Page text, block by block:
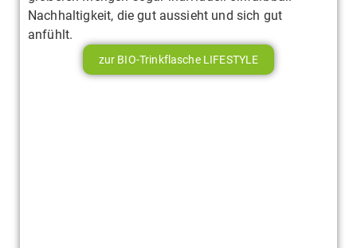
Nachhaltigkeit, die gut aussieht und sich gut
anfühlt.
zur BIO-Trinkflasche LIFESTYLE